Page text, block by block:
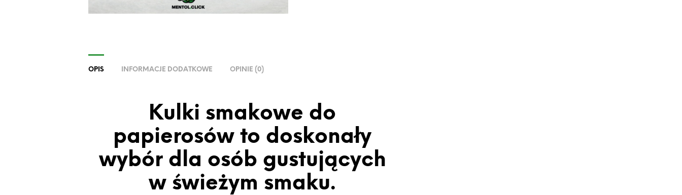
OPIS INFORMACJE DODATKOWE OPINIE (0)
Kulki smakowe do
papierosów to doskonały
wybór dla osób gustujących
w świeżym smaku.